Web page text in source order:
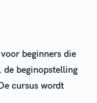
beginners die
de beginopstelling
cursus wordt